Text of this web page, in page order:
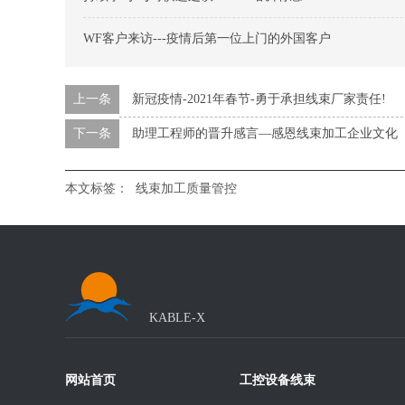
WF客户来访---疫情后第一位上门的外国客户
上一条 新冠疫情-2021年春节-勇于承担线束厂家责任!
下一条 助理工程师的晋升感言—感恩线束加工企业文化
本文标签： 线束加工质量管控
KABLE-X
网站首页 工控设备线束